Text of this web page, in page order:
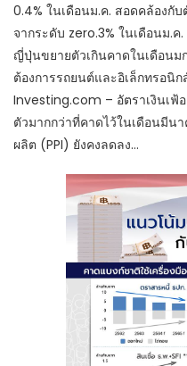
0.4% ในเดือนม.ค. สอดคล้องกั
จากระดับ zero.3% ในเดือนม.
ญี่ปุ่นขยายตัวเกินคาดในเดือนม
ต้องการรถยนต์และอิเล็กทรอนิ
Investing.com – อัตราเงินเ
ตัวมากกว่าที่คาดไว้ในเดือนมีน
ผลิต (PPI) ยังคงลดลง…